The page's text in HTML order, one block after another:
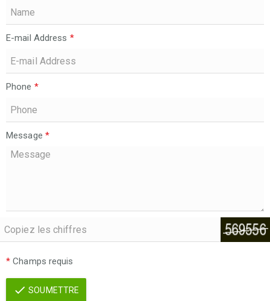
E-mail Address *
Phone *
Message *
* Champs requis
SOUMETTRE